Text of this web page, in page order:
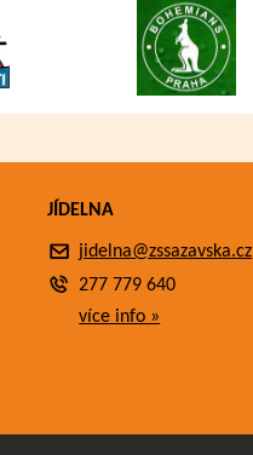
JÍDELNA
jidelna@zssazavska.cz
277 779 640
více info »